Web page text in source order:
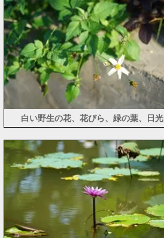
白い野生の花、花びら、緑の葉、日光